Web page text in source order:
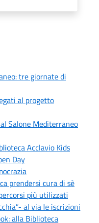
tre giornate di
al progetto
Salone Mediterraneo
Acclavio Kids
Day
prendersi cura di sè
più utilizzati
al via le iscrizioni
alla Biblioteca